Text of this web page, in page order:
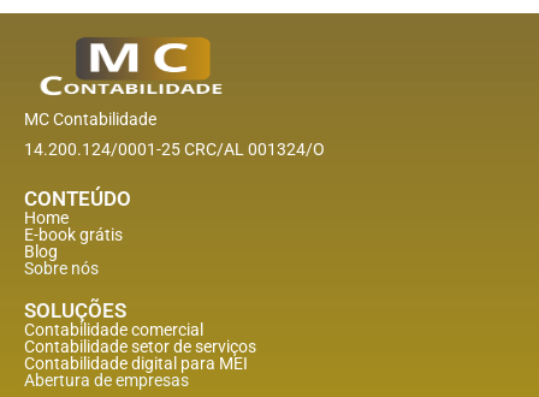
MC Contabilidade
14.200.124/0001-25 CRC/AL 001324/O
CONTEÚDO
Home
E-book grátis
Blog
Sobre nós
SOLUÇÕES
Contabilidade comercial
Contabilidade setor deserviços
Contabilidade digital para MEI
Abertura de empresas